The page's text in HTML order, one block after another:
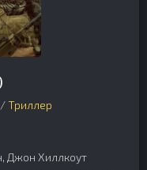
/Триллер
Джон Хиллкоут